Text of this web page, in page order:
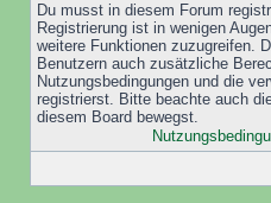
Du musst in diesem Forum
Registrierung ist in wenigen
weitere Funktionen zuzugreifen.
Benutzern auch zusätzliche
Nutzungsbedingungen und die
registrierst. Bitte beachte auch
diesem Board bewegst.